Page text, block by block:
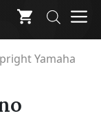
Yamaha